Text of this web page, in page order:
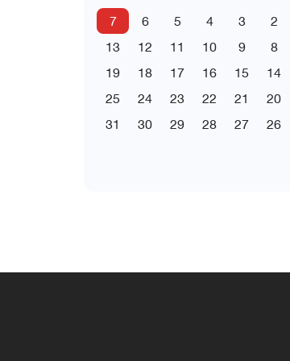
2
3
4
5
6
7
8
9
10
11
12
13
14
15
16
17
18
19
20
21
22
23
24
25
26
27
28
29
30
31